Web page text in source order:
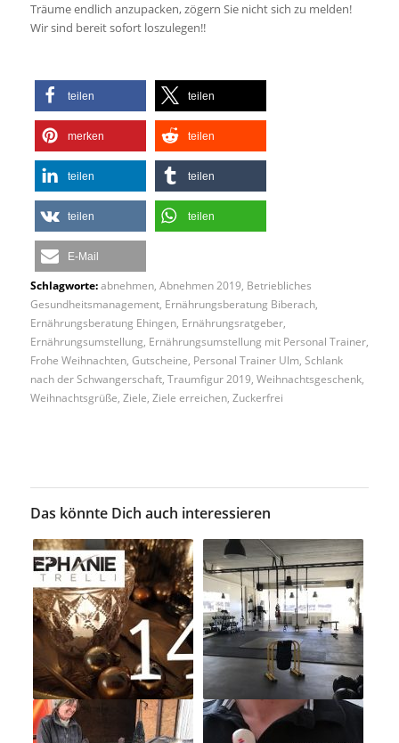
Träume endlich anzupacken, zögern Sie nicht sich zu melden!
Wir sind bereit sofort loszulegen!!
teilen teilen
merken teilen
teilen teilen
teilen teilen
E-Mail
Schlagworte: abnehmen, Abnehmen 2019, Betriebliches
Gesundheitsmanagement, Ernährungsberatung Biberach,
Ernährungsberatung Ehingen, Ernährungsratgeber,
Ernährungsumstellung, Ernährungsumstellung mit Personal Trainer,
Frohe Weihnachten, Gutscheine, Personal Trainer Ulm, Schlank
nach der Schwangerschaft, Traumfigur 2019, Weihnachtsgeschenk,
Weihnachtsgrüße, Ziele, Ziele erreichen, Zuckerfrei
Das könnte Dich auch interessieren